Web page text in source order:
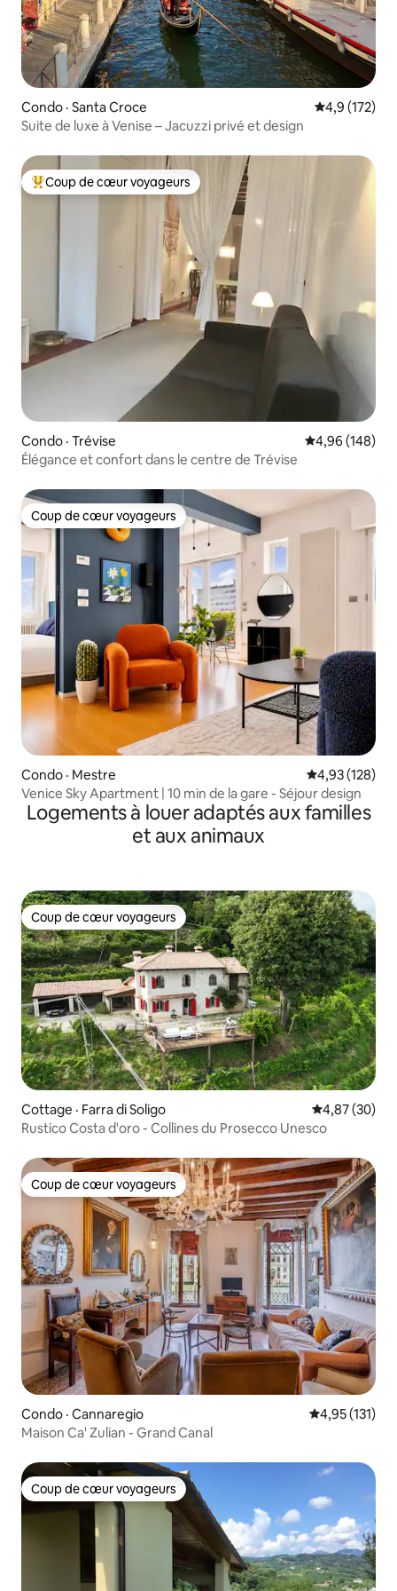
Condo · Santa Croce Note
4,9 (172)
Suite de luxe à Venise – Jacuzzi privé et design
Coup de cœur voyageurs parmi les plus aimés
Coup de cœur voyageurs
Condo · Trévise Note
4,96 (148)
Élégance et confort dans le centre de Trévise
Coup de cœur voyageurs
Coup de cœur voyageurs
Condo · Mestre Note
4,93 (128)
Venice Sky Apartment | 10 min de la gare - Séjour design
Logements à louer adaptés aux familles
et aux animaux
Coup de cœur voyageurs
Coup de cœur voyageurs
Cottage · Farra di Soligo Note
4,87 (30)
Rustico Costa d'oro - Collines du Prosecco Unesco
Coup de cœur voyageurs
Coup de cœur voyageurs
Condo · Cannaregio Note
4,95 (131)
Maison Ca' Zulian - Grand Canal
Coup de cœur voyageurs
Coup de cœur voyageurs